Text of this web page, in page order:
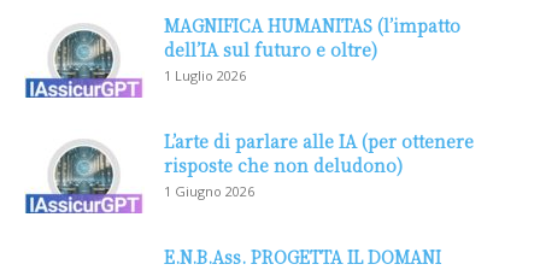
MAGNIFICA HUMANITAS (l’impatto
dell’IA sul futuro e oltre)
1 Luglio 2026
L’arte di parlare alle IA (per ottenere
risposte che non deludono)
1 Giugno 2026
E.N.B.Ass. PROGETTA IL DOMANI